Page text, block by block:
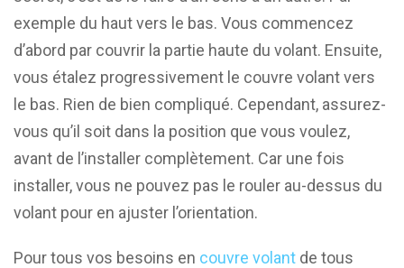
exemple du haut vers le bas. Vous commencez
d’abord par couvrir la partie haute du volant. Ensuite,
vous étalez progressivement le couvre volant vers
le bas. Rien de bien compliqué. Cependant, assurez-
vous qu’il soit dans la position que vous voulez,
avant de l’installer complètement. Car une fois
installer, vous ne pouvez pas le rouler au-dessus du
volant pour en ajuster l’orientation.
Pour tous vos besoins en couvre volant de tous